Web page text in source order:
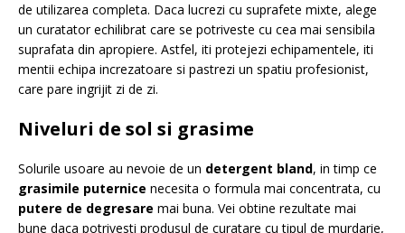
de utilizarea completa. Daca lucrezi cu suprafete mixte, alege
un curatator echilibrat care se potriveste cu cea mai sensibila
suprafata din apropiere. Astfel, iti protejezi echipamentele, iti
mentii echipa increzatoare si pastrezi un spatiu profesionist,
care pare ingrijit zi de zi.
Niveluri de sol si grasime
Solurile usoare au nevoie de un detergent bland, in timp ce
grasimile puternice necesita o formula mai concentrata, cu
putere de degresare mai buna. Vei obtine rezultate mai
bune daca potrivesti produsul de curatare cu tipul de murdarie,